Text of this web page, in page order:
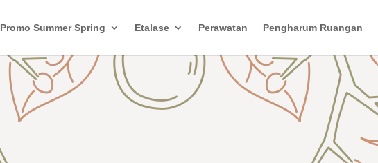
Promo Summer Spring Etalase Perawatan Pengharum Ruangan